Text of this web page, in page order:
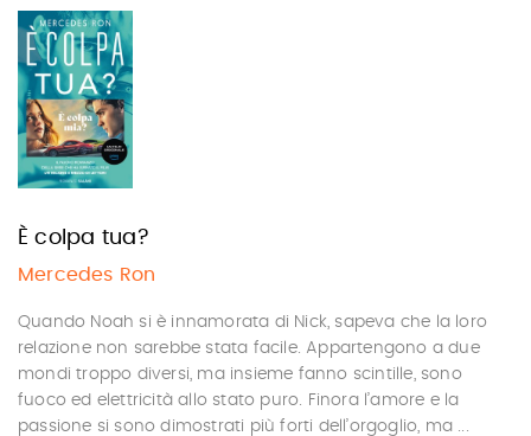
È colpa tua?
Mercedes Ron
Quando Noah si è innamorata di Nick, sapeva che la loro
relazione non sarebbe stata facile. Appartengono a due
mondi troppo diversi, ma insieme fanno scintille, sono
fuoco ed elettricità allo stato puro. Finora l’amore e la
passione si sono dimostrati più forti dell’orgoglio, ma ...